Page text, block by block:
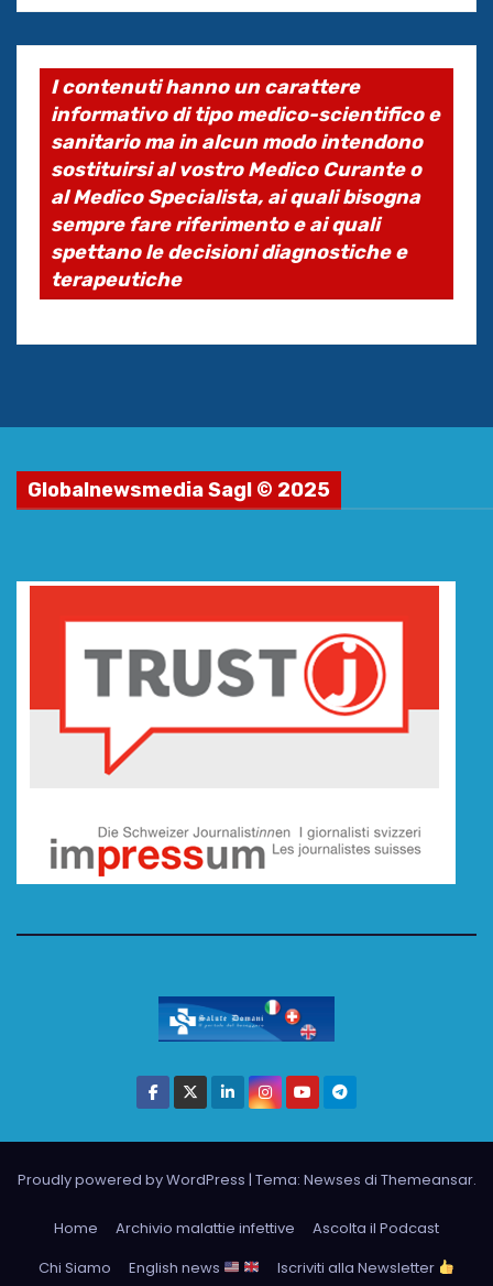
I contenuti hanno un carattere
informativo di tipo medico-scientifico e
sanitario ma in alcun modo intendono
sostituirsi al vostro Medico Curante o
al Medico Specialista, ai quali bisogna
sempre fare riferimento e ai quali
spettano le decisioni diagnostiche e
terapeutiche
Globalnewsmedia Sagl © 2025
Proudly powered by WordPress | Tema: Newses di Themeansar.
Home Archivio malattie infettive
Ascolta il Podcast
Chi Siamo
English news
Iscriviti alla Newsletter